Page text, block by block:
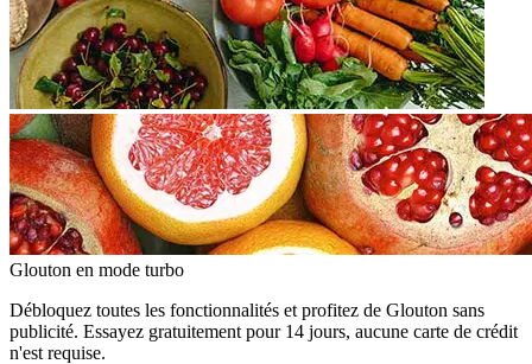
Glouton en mode turbo
Débloquez toutes les fonctionnalités et profitez de Glouton sans
publicité. Essayez gratuitement pour 14 jours, aucune carte de crédit
n'est requise.